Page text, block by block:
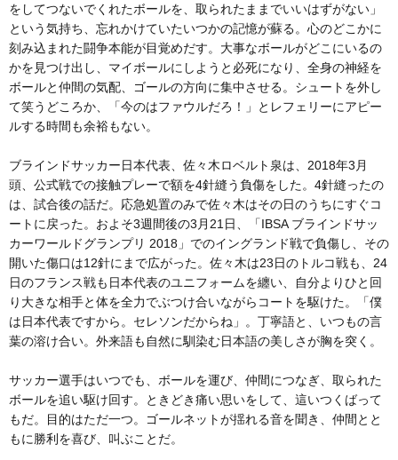
をしてつないでくれたボールを、取られたままでいいはずがない」
という気持ち、忘れかけていたいつかの記憶が蘇る。心のどこかに
刻み込まれた闘争本能が目覚めだす。大事なボールがどこにいるの
かを見つけ出し、マイボールにしようと必死になり、全身の神経を
ボールと仲間の気配、ゴールの方向に集中させる。シュートを外し
て笑うどころか、「今のはファウルだろ！」とレフェリーにアピー
ルする時間も余裕もない。
ブラインドサッカー日本代表、佐々木ロベルト泉は、2018年3月
頭、公式戦での接触プレーで額を4針縫う負傷をした。4針縫ったの
は、試合後の話だ。応急処置のみで佐々木はその日のうちにすぐコ
ートに戻った。およそ3週間後の3月21日、「IBSA ブラインドサッ
カーワールドグランプリ 2018」でのイングランド戦で負傷し、その
開いた傷口は12針にまで広がった。佐々木は23日のトルコ戦も、24
日のフランス戦も日本代表のユニフォームを纏い、自分よりひと回
り大きな相手と体を全力でぶつけ合いながらコートを駆けた。「僕
は日本代表ですから。セレソンだからね」。丁寧語と、いつもの言
葉の溶け合い。外来語も自然に馴染む日本語の美しさが胸を突く。
サッカー選手はいつでも、ボールを運び、仲間につなぎ、取られた
ボールを追い駆け回す。ときどき痛い思いをして、這いつくばって
もだ。目的はただ一つ。ゴールネットが揺れる音を聞き、仲間とと
もに勝利を喜び、叫ぶことだ。